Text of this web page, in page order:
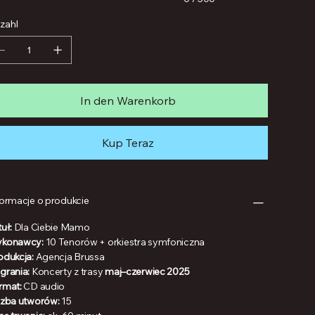
In den Warenkorb
Kup Teraz
o produkcie
Dla Ciebie Mamo
10 Tenorów + orkiestra symfoniczna
Agencja Brussa
Koncerty z trasymaj–czerwiec 2025
CD audio
utworów:15